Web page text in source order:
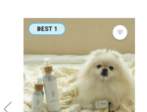
BEST 1